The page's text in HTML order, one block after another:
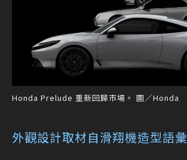
Honda Prelude 重新回歸市場。 圖／Honda
外觀設計取材自滑翔機造型語彙